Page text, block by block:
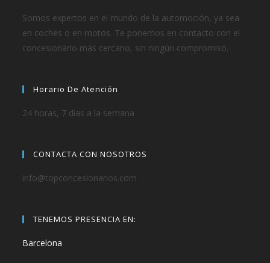
Somos expertos en el mundo de la automoción, ya sea
en coches o en motos. Te ponemos en contacto con el
concesionario más cercano, sin ningún compromiso.
Horario De Atención
24 horas, 7 días a la semana
CONTACTA CON NOSOTROS
info@topconcesionarios.com
TENEMOS PRESENCIA EN:
Barcelona